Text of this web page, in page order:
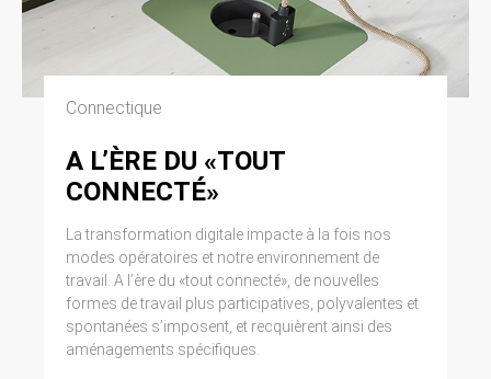
Connectique
A L’ÈRE DU «TOUT
CONNECTÉ»
La transformation digitale impacte à la fois nos
modes opératoires et notre environnement de
travail. A l’ère du «tout connecté», de nouvelles
formes de travail plus participatives, polyvalentes et
spontanées s’imposent, et recquièrent ainsi des
aménagements spécifiques.